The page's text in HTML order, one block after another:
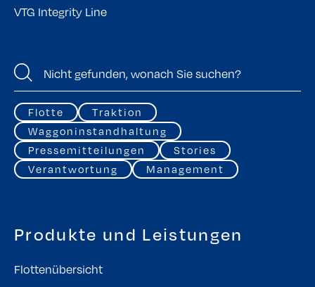
VTG Integrity Line
Flotte
Traktion
Waggoninstandhaltung
Pressemitteilungen
Stories
Verantwortung
Management
Produkte und Leistungen
Flottenübersicht